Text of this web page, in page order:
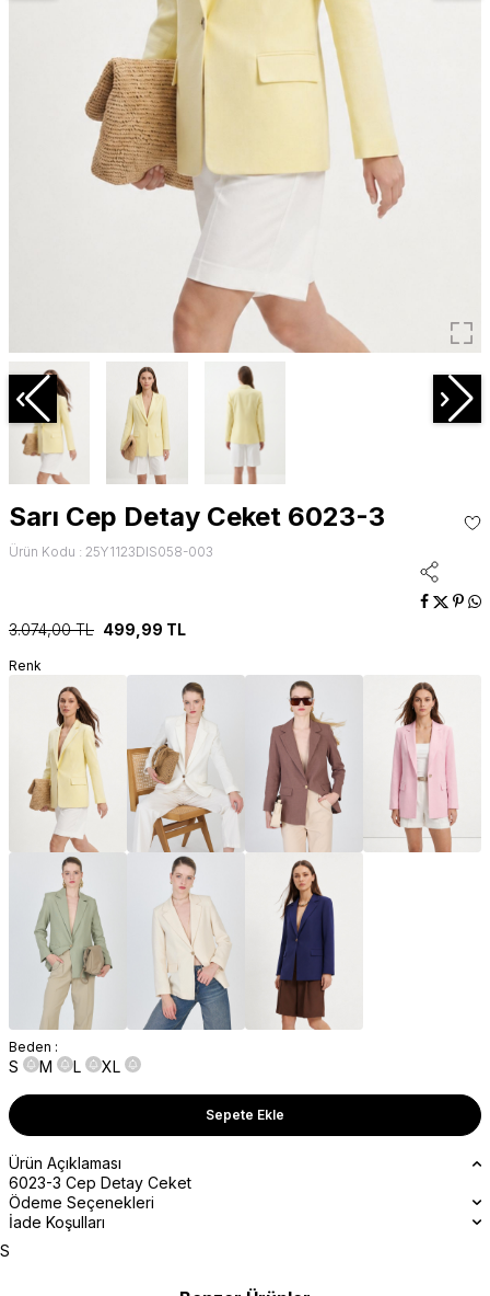
Sarı Cep Detay Ceket 6023-3
Ürün Kodu : 25Y1123DIS058-003
3.074,00TL 499,99 TL
Renk
Beden :
S M L XL
Sepete Ekle
Ürün Açıklaması
6023-3 Cep Detay Ceket
Ödeme Seçenekleri
İade Koşulları
S